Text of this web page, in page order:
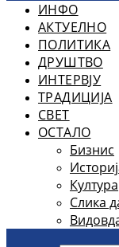
ИНФО
АКТУЕЛНО
ПОЛИТИКА
ДРУШТВО
ИНТЕРВЈУ
ТРАДИЦИЈА
СВЕТ
ОСТАЛО
Бизнис
Култура
Слика